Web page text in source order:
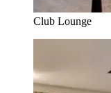
Club Lounge